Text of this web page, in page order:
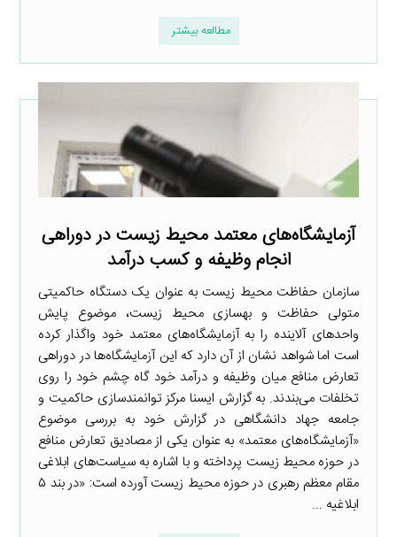
مطالعه بیشتر
آزمایشگاه‌های معتمد محیط زیست در دوراهی
انجام وظیفه و کسب درآمد
سازمان حفاظت محیط‌ زیست به عنوان یک دستگاه حاکمیتی
متولی حفاظت و بهسازی محیط‌ زیست، موضوع پایش
واحدهای آلاینده را به آزمایشگاه‌های معتمد خود واگذار کرده
است اما شواهد نشان از آن دارد که این آزمایشگاه‌ها در دوراهی
تعارض منافع میان وظیفه و درآمد خود گاه چشم خود را روی
تخلفات می‌بندند. به گزارش ایسنا مرکز توانمندسازی حاکمیت و
جامعه جهاد دانشگاهی در گزارش خود به بررسی موضوع
«آزمایشگاه‌های معتمد» به عنوان یکی از مصادیق تعارض منافع
در حوزه محیط زیست پرداخته و با اشاره به سیاست‌های ابلاغی
مقام معظم رهبری در حوزه محیط زیست آورده است: «در بند ۵
ابلاغیه ...